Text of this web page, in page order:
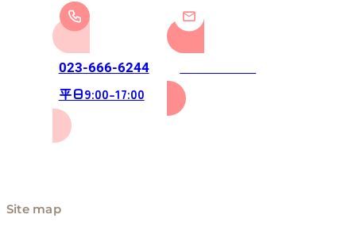
023-666-6244
平日9:00-17:00
Site map